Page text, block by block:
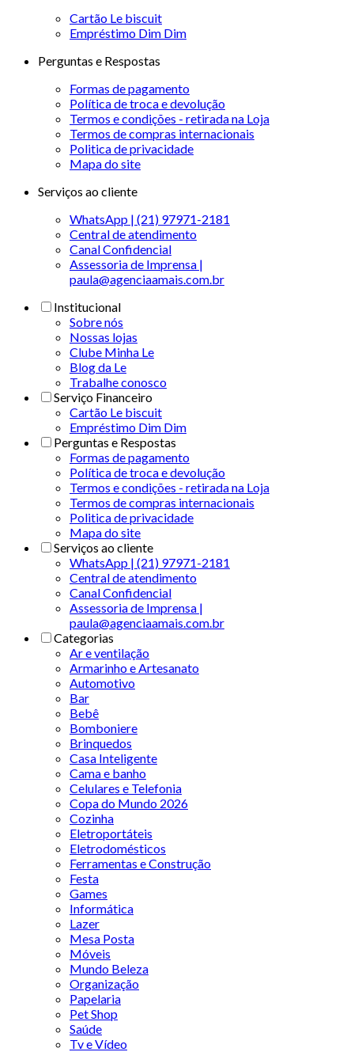
Cartão Le biscuit
Empréstimo Dim Dim
Perguntas e Respostas
Formas de pagamento
Política de troca e devolução
Termos e condições - retirada na Loja
Termos de compras internacionais
Politica de privacidade
Mapa do site
Serviços ao cliente
WhatsApp | (21) 97971-2181
Central de atendimento
Canal Confidencial
Assessoria de Imprensa |
paula@agenciaamais.com.br
Institucional
Sobre nós
Nossas lojas
Clube Minha Le
Blog da Le
Trabalhe conosco
Serviço Financeiro
Cartão Le biscuit
Empréstimo Dim Dim
Perguntas e Respostas
Formas de pagamento
Política de troca e devolução
Termos e condições - retirada na Loja
Termos de compras internacionais
Politica de privacidade
Mapa do site
Serviços ao cliente
WhatsApp | (21) 97971-2181
Central de atendimento
Canal Confidencial
Assessoria de Imprensa |
paula@agenciaamais.com.br
Categorias
Ar e ventilação
Armarinho e Artesanato
Automotivo
Bar
Bebê
Bomboniere
Brinquedos
Casa Inteligente
Cama e banho
Celulares e Telefonia
Copa do Mundo 2026
Cozinha
Eletroportáteis
Eletrodomésticos
Ferramentas e Construção
Festa
Games
Informática
Lazer
Mesa Posta
Móveis
Mundo Beleza
Organização
Papelaria
Pet Shop
Saúde
Tv e Vídeo